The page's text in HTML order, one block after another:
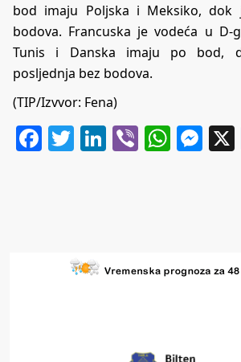
bod imaju Poljska i Meksiko, dok
bodova. Francuska je vodeća u
Tunis i Danska imaju po bod,
posljednja bez bodova.
(TIP/Izvvor: Fena)
Facebook
Twitter
LinkedIn
Viber